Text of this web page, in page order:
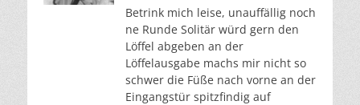
Betrink mich leise, unauffällig noch
ne Runde Solitär würd gern den
Löffel abgeben an der
Löffelausgabe machs mir nicht so
schwer die Füße nach vorne an der
Eingangstür spitzfindig auf